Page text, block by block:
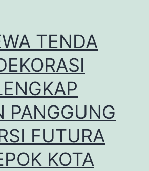
TENDA
PANGGUNG
FUTURA
KOTA